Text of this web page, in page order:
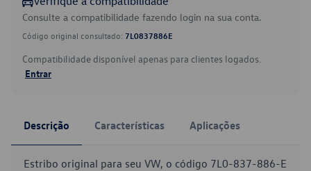
Consulte a compatibilidade fazendo login na sua conta.
Código original consultado: 7L0837886E
Compatibilidade disponível apenas para clientes logados.
Entrar
Descrição Características Aplicações
Estribo original para seu VW, o código 7L0-837-886-E